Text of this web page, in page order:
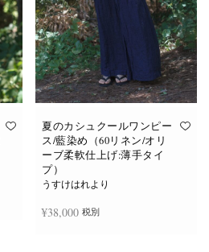
ョ
ン
が
あ
り
ま
オ
プ
シ
ョ
夏のカシュクールワンピー
ス/藍染め（60リネン/オリ
ーブ柔軟仕上げ:薄手タイ
プ）
うすけはれより
¥38,000 税別